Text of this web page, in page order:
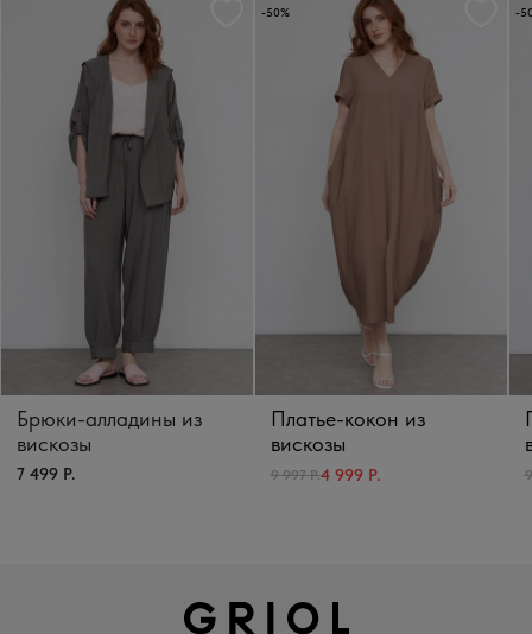
Брюки-алладины из
вискозы
7 499 Р.
-50%
Платье-кокон из
вискозы
9 997 Р.4 999 Р.
-